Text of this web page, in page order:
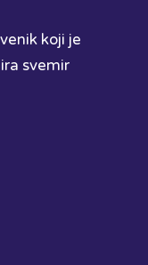
koji je
svemir